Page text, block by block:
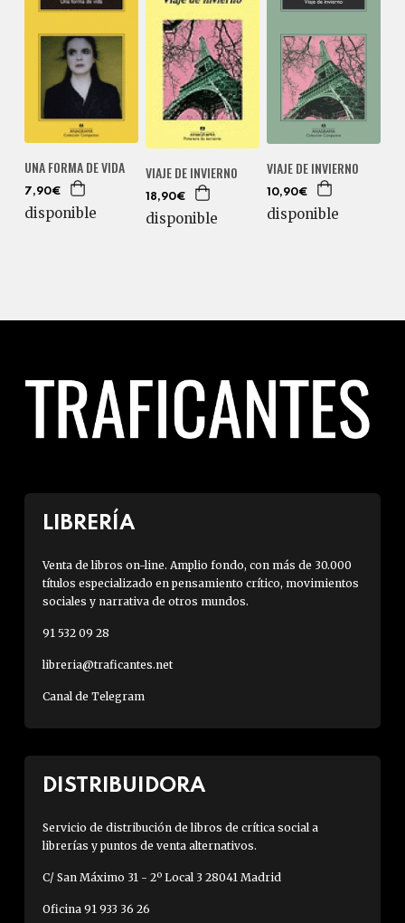
UNA FORMA DE VIDA
7,90€
disponible
VIAJE DE INVIERNO
18,90€
disponible
VIAJE DE INVIERNO
10,90€
disponible
LIBRERÍA
Venta de libros on-line. Amplio fondo, con más de 30.000
títulos especializado en pensamiento crítico, movimientos
sociales y narrativa de otros mundos.
91 532 09 28
libreria@traficantes.net
Canal de Telegram
DISTRIBUIDORA
Servicio de distribución de libros de crítica social a
librerías y puntos de venta alternativos.
C/ San Máximo 31 - 2º Local 3 28041 Madrid
Oficina 91 933 36 26